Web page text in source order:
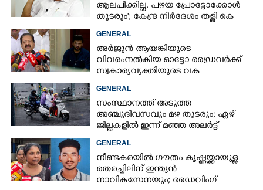
ആലപിക്കില്ല, പഴയ പ്രോട്ടോക്കോൾ
തുടരും'; കേന്ദ്ര നിർദേശം തള്ളി കെ
GENERAL
അർജുൻ ആയങ്കിയുടെ
വിവരംനൽകിയ ഓട്ടോ ഡ്രൈവർക്ക്
സ്വകാര്യവ്യക്തിയുടെ വക
ചെന്നിത്തല
GENERAL
സംസ്ഥാനത്ത് അടുത്ത
അ‌ഞ്ചുദിവസവും മഴ തുടരും; ഏഴ്
ജില്ലകളിൽ ഇന്ന് മഞ്ഞ അലർട്ട്
GENERAL
നീണ്ടകരയിൽ ഗൗതം കൃഷ്ണയ്ക്കായുള്ള
തെരച്ചിലിന് ഇന്ത്യൻ
നാവികസേനയും; ഡൈവിംഗ്